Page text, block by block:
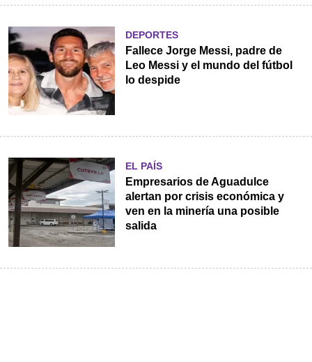
DEPORTES
Fallece Jorge Messi, padre de
Leo Messi y el mundo del fútbol
lo despide
EL PAÍS
Empresarios de Aguadulce
alertan por crisis económica y
ven en la minería una posible
salida